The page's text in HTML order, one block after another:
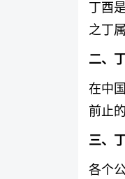
丁酉
之丁
二、
在中
前止
三、
各个